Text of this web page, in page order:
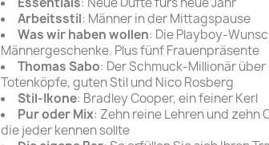
Arbeitsstil: Männer in der Mittagspause
Was wir haben wollen: Die Playboy-
Männergeschenke. Plus fünf Frauenpräsente
Thomas Sabo: Der Schmuck-Millionär
Totenköpfe, guten Stil und Nico Rosberg
Stil-Ikone: Bradley Cooper, ein feiner Kerl
Pur oder Mix: Zehn reine Lehren und zehn
die jeder kennen sollte